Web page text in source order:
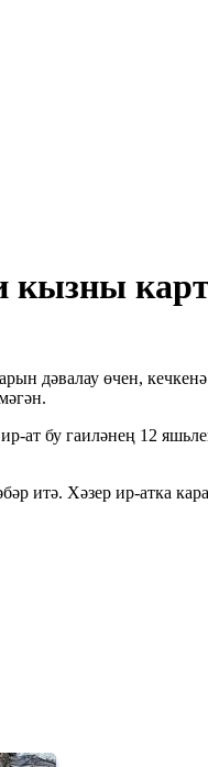
дәвалау өчен,
бу гаиләнең 12
итә. Хәзер ир-атка